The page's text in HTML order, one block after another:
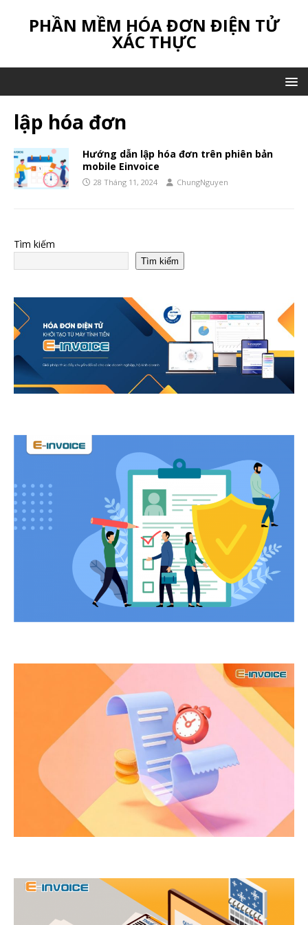
PHẦN MỀM HÓA ĐƠN ĐIỆN TỬ
XÁC THỰC
lập hóa đơn
Hướng dẫn lập hóa đơn trên phiên bản
mobile Einvoice
28 Tháng 11, 2024 ChungNguyen
Tìm kiếm
Tìm kiếm